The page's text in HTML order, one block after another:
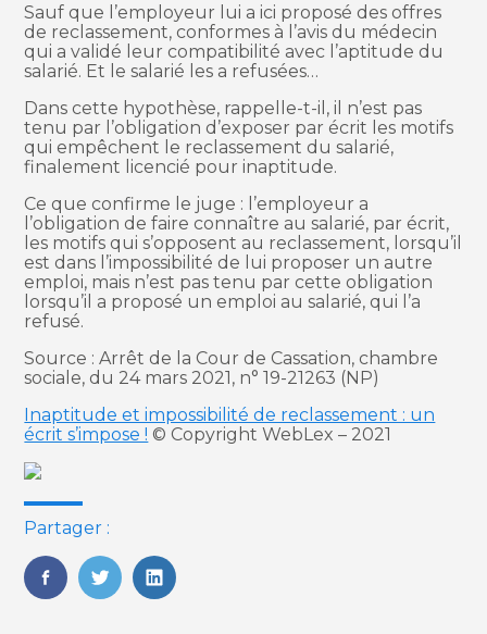
Sauf que l’employeur lui a ici proposé des offres
de reclassement, conformes à l’avis du médecin
qui a validé leur compatibilité avec l’aptitude du
salarié. Et le salarié les a refusées…
Dans cette hypothèse, rappelle-t-il, il n’est pas
tenu par l’obligation d’exposer par écrit les motifs
qui empêchent le reclassement du salarié,
finalement licencié pour inaptitude.
Ce que confirme le juge : l’employeur a
l’obligation de faire connaître au salarié, par écrit,
les motifs qui s’opposent au reclassement, lorsqu’il
est dans l’impossibilité de lui proposer un autre
emploi, mais n’est pas tenu par cette obligation
lorsqu’il a proposé un emploi au salarié, qui l’a
refusé.
Source : Arrêt de la Cour de Cassation, chambre
sociale, du 24 mars 2021, n° 19-21263 (NP)
Inaptitude et impossibilité de reclassement : un
écrit s’impose ! © Copyright WebLex – 2021
Partager :
FaceBook
TwitterLinkedIn